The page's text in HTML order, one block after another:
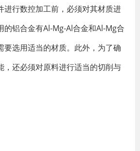
进行数控加工前，必须对其材质进
的铝合金有Al-Mg-Al合金和Al-Mg合
要选用适当的材质。此外，为了确
，还必须对原料进行适当的切削与